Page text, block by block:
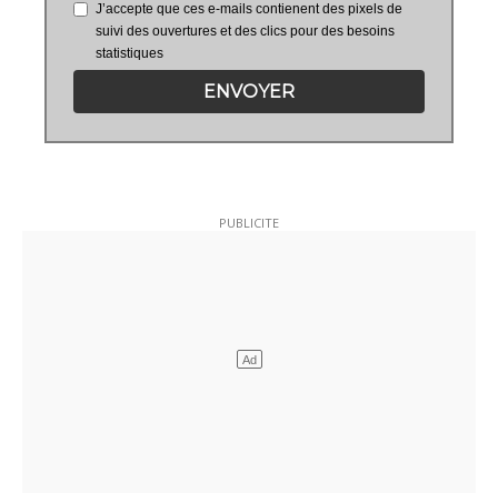
J’accepte que ces e-mails contienent des pixels de
suivi des ouvertures et des clics pour des besoins
statistiques
ENVOYER